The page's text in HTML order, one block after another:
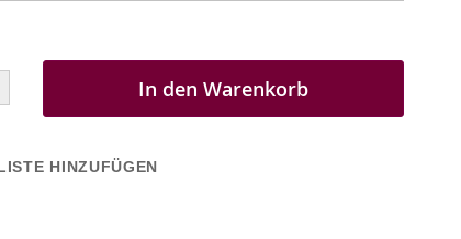
In den Warenkorb
HINZUFÜGEN